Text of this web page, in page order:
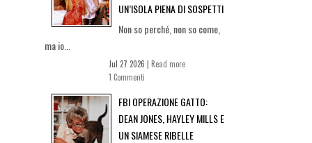
UN’ISOLA PIENA DI SOSPETTI
Non so perché, non so come,
ma io...
Jul 27 2026 | Read more
1 Commenti
FBI OPERAZIONE GATTO:
DEAN JONES, HAYLEY MILLS E
UN SIAMESE RIBELLE